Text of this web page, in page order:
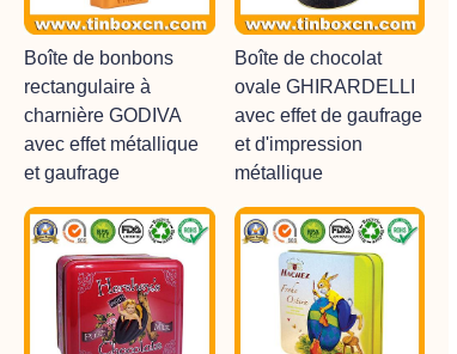
Boîte de bonbons
rectangulaire à
charnière GODIVA
avec effet métallique
et gaufrage
Boîte de chocolat
ovale GHIRARDELLI
avec effet de gaufrage
et d'impression
métallique